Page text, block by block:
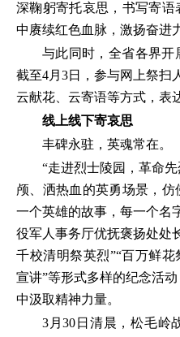
深鞠躬寄托哀思，书写寄
中赓续红色血脉，激扬奋进
与此同时，全省各界开
截至4月3日，参与网上祭扫
云献花、云寄语等方式，表
线上线下寄哀思
丰碑永驻，英魂常在。
“走进烈士陵园，革命
颅、洒热血的英勇场景，
一个英雄的故事，每一个名
役军人事务厅优抚褒扬处处
千校清明祭英烈”“百万鲜花
宣讲”等形式多样的纪念活
中汲取精神力量。
3月30日清晨，松毛岭